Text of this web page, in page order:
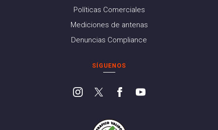
Políticas Comerciales
Mediciones de antenas
Denuncias Compliance
SÍGUENOS